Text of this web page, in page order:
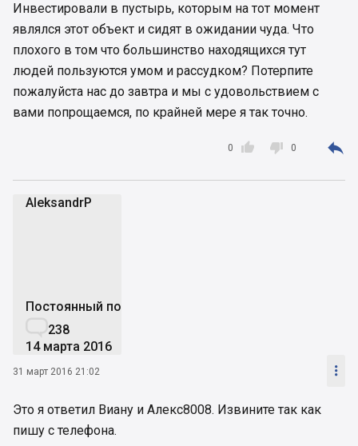
Инвестировали в пустырь, которым на тот момент
являлся этот объект и сидят в ожидании чуда. Что
плохого в том что большинство находящихся тут
людей пользуются умом и рассудком? Потерпите
пожалуйста нас до завтра и мы с удовольствием с
вами попрощаемся, по крайней мере я так точно.

0  0 
AleksandrP
Постоянный пользователь
238
14 марта 2016
31 март 2016 21:02 
Это я ответил Виану и Алекс8008. Извините так как
пишу с телефона.